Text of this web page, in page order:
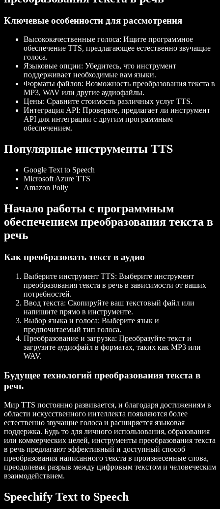
Ключевые особенности для рассмотрения
Высококачественные голоса: Ищите программное
обеспечение TTS, предлагающее естественно звучащие
голоса.
Языковые опции: Убедитесь, что инструмент
поддерживает необходимые вам языки.
Форматы файлов: Возможность преобразования текста в
MP3, WAV или другие аудиофайлы.
Цены: Сравните стоимость различных услуг TTS.
Интеграция API: Проверьте, предлагает ли инструмент
API для интеграции с другим программным
обеспечением.
Популярные инструменты TTS
Google Text to Speech
Microsoft Azure TTS
Amazon Polly
Начало работы с программным
обеспечением преобразования текста в
речь
Как преобразовать текст в аудио
Выберите инструмент TTS: Выберите инструмент
преобразования текста в речь в зависимости от ваших
потребностей.
Ввод текста: Скопируйте ваш текстовый файл или
напишите прямо в инструменте.
Выбор языка и голоса: Выберите язык и
предпочитаемый тип голоса.
Преобразование и загрузка: Преобразуйте текст и
загрузите аудиофайл в форматах, таких как MP3 или
WAV.
Будущее технологий преобразования текста в
речь
Мир TTS постоянно развивается, и благодаря достижениям в
области искусственного интеллекта появляются более
естественно звучащие голоса и расширяется языковая
поддержка. Будь то для личного использования, образования
или коммерческих целей, инструменты преобразования текста
в речь предлагают эффективный и доступный способ
преобразования написанного текста в произнесенные слова,
преодолевая разрыв между цифровым текстом и человеческим
взаимодействием.
Speechify Text to Speech